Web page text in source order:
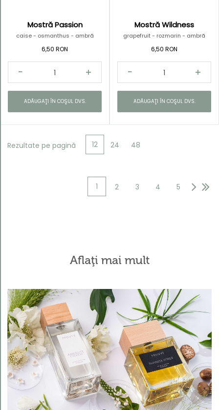
Mostră Passion
caise - osmanthus - ambră
6,50 RON
ADĂUGAŢI ÎN COŞUL DVS.
Mostră Wildness
grapefruit - rozmarin - ambră
6,50 RON
ADĂUGAŢI ÎN COŞUL DVS.
Rezultate pe pagină 12 24 48
1 2 3 4 5
Aflaţi mai mult